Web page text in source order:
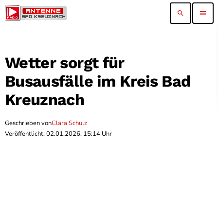
search menu
Wetter sorgt für
Busausfälle im Kreis Bad
Kreuznach
Geschrieben vonClara Schulz
Veröffentlicht: 02.01.2026, 15:14 Uhr